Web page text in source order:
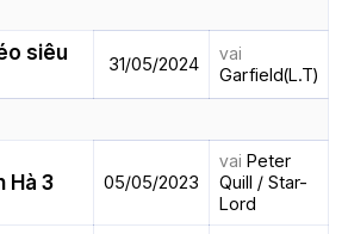
siêu
31/05/2024
vai
Garfield(L.T)
Hà 3 05/05/2023
vai Peter
Quill / Star-
Lord